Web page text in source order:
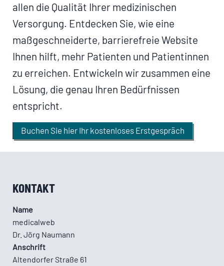
allen die Qualität Ihrer medizinischen
Versorgung. Entdecken Sie, wie eine
maßgeschneiderte, barrierefreie Website
Ihnen hilft, mehr Patienten und Patientinnen
zu erreichen. Entwickeln wir zusammen eine
Lösung, die genau Ihren Bedürfnissen
entspricht.
Buchen Sie hier Ihr kostenloses Erstgespräch
KONTAKT
Name
medicalweb
Dr. Jörg Naumann
Anschrift
Altendorfer Straße 61